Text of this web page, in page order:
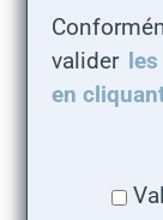
valider
en